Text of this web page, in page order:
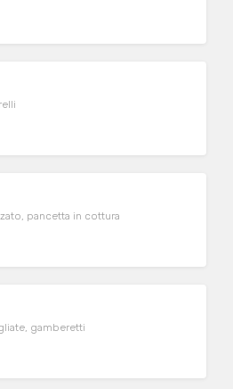
pancetta in cottura
gamberetti